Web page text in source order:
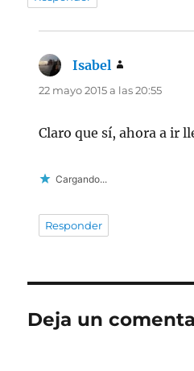
Isabel
22 mayo 2015 a las 20:55
Claro que sí, ahora a ir
Cargando...
Responder
Deja un